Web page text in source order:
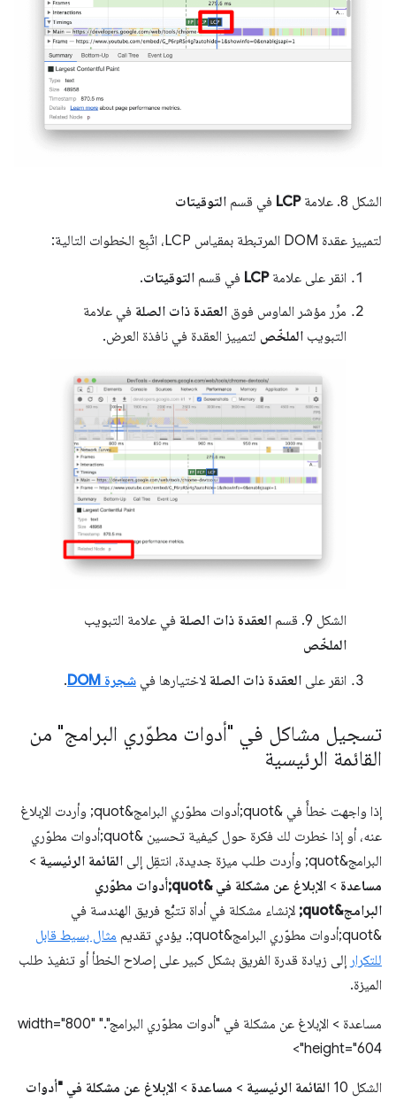
الشكل 8. علامة LCP في قسم التوقيتات
لتمييز عقدة DOM المرتبطة بمقياس LCP، اتّبِع الخطوات التالية:
انقر على علامةLCP في قسم التوقيتات.
مرِّر مؤشر الماوس فوق العقدة ذات الصلة في علامة
التبويب الملخّص لتمييز العقدة في نافذة العرض.
الشكل 9. قسم العقدة ذات الصلة في علامة التبويب
الملخّص
انقر على العقدة ذات الصلة لاختيارها في شجرة DOM .
تسجيل مشاكل في "أدوات مطوّري البرامج" من
القائمة الرئيسية
إذا واجهت خطأً في &quot;أدوات مطوّري البرامج&quot; وأردت الإبلاغ
عنه، أو إذا خطرت لك فكرة حول كيفية تحسين &quot;أدوات مطوّري
البرامج&quot; وأردت طلب ميزة جديدة، انتقِل إلى
القائمة الرئيسية >
مساعدة >
الإبلاغ عن مشكلة في &quot;أدوات مطوّري
البرامج&quot;
لإنشاء مشكلة في أداة تتبُّع فريق الهندسة في
&quot;أدوات مطوّري البرامج&quot;. يؤدي تقديم
مثال بسيط قابل
للتكرار إلى زيادة قدرة الفريق بشكل كبير على إصلاح الخطأ أو تنفيذ طلب
الميزة.
مساعدة > الإبلاغ عن مشكلة في "أدوات مطوّري البرامج"." width="800"
height="604">
الشكل 10 القائمة الرئيسية > مساعدة > الإبلاغ عن مشكلة في "أدوات